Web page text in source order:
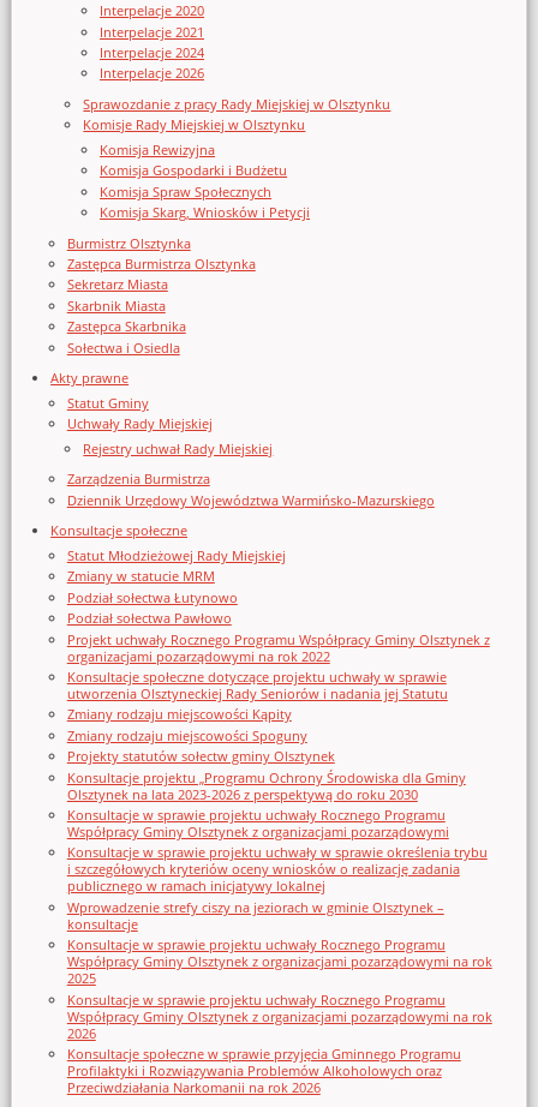
Interpelacje 2020
Interpelacje 2021
Interpelacje 2024
Interpelacje 2026
Sprawozdanie z pracy Rady Miejskiej w Olsztynku
Komisje Rady Miejskiej w Olsztynku
Komisja Rewizyjna
Komisja Gospodarki i Budżetu
Komisja Spraw Społecznych
Komisja Skarg, Wniosków i Petycji
Burmistrz Olsztynka
Zastępca Burmistrza Olsztynka
Sekretarz Miasta
Skarbnik Miasta
Zastępca Skarbnika
Sołectwa i Osiedla
Akty prawne
Statut Gminy
Uchwały Rady Miejskiej
Rejestry uchwał Rady Miejskiej
Zarządzenia Burmistrza
Dziennik Urzędowy Województwa Warmińsko-Mazurskiego
Konsultacje społeczne
Statut Młodzieżowej Rady Miejskiej
Zmiany w statucie MRM
Podział sołectwa Łutynowo
Podział sołectwa Pawłowo
Projekt uchwały Rocznego Programu Współpracy Gminy Olsztynek z
organizacjami pozarządowymi na rok 2022
Konsultacje społeczne dotyczące projektu uchwały w sprawie
utworzenia Olsztyneckiej Rady Seniorów i nadania jej Statutu
Zmiany rodzaju miejscowości Kąpity
Zmiany rodzaju miejscowości Spoguny
Projekty statutów sołectw gminy Olsztynek
Konsultacje projektu „Programu Ochrony Środowiska dla Gminy
Olsztynek na lata 2023-2026 z perspektywą do roku 2030
Konsultacje w sprawie projektu uchwały Rocznego Programu
Współpracy Gminy Olsztynek z organizacjami pozarządowymi
Konsultacje w sprawie projektu uchwały w sprawie określenia trybu
i szczegółowych kryteriów oceny wniosków o realizację zadania
publicznego w ramach inicjatywy lokalnej
Wprowadzenie strefy ciszy na jeziorach w gminie Olsztynek –
konsultacje
Konsultacje w sprawie projektu uchwały Rocznego Programu
Współpracy Gminy Olsztynek z organizacjami pozarządowymi na rok
2025
Konsultacje w sprawie projektu uchwały Rocznego Programu
Współpracy Gminy Olsztynek z organizacjami pozarządowymi na rok
2026
Konsultacje społeczne w sprawie przyjęcia Gminnego Programu
Profilaktyki i Rozwiązywania Problemów Alkoholowych oraz
Przeciwdziałania Narkomanii na rok 2026